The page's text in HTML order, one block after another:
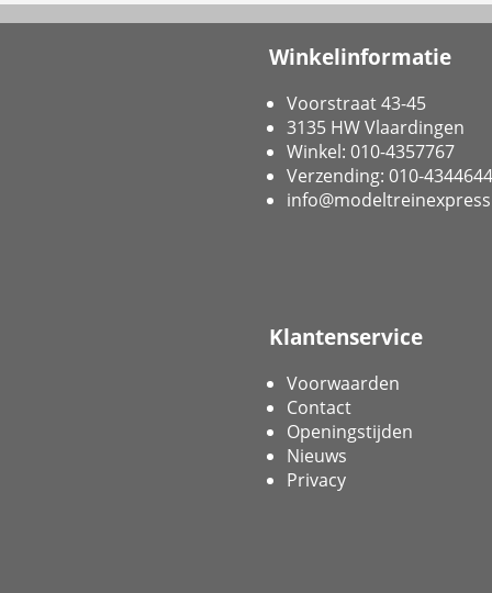
Winkelinformatie
Voorstraat 43-45
3135 HW Vlaardingen
Winkel: 010-4357767
Verzending: 010-4344644
Klantenservice
Voorwaarden
Contact
Openingstijden
Nieuws
Privacy